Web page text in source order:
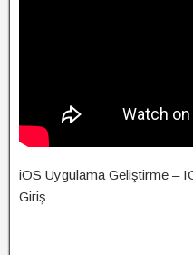
iOS Uygulama Geliştirme –
Giriş